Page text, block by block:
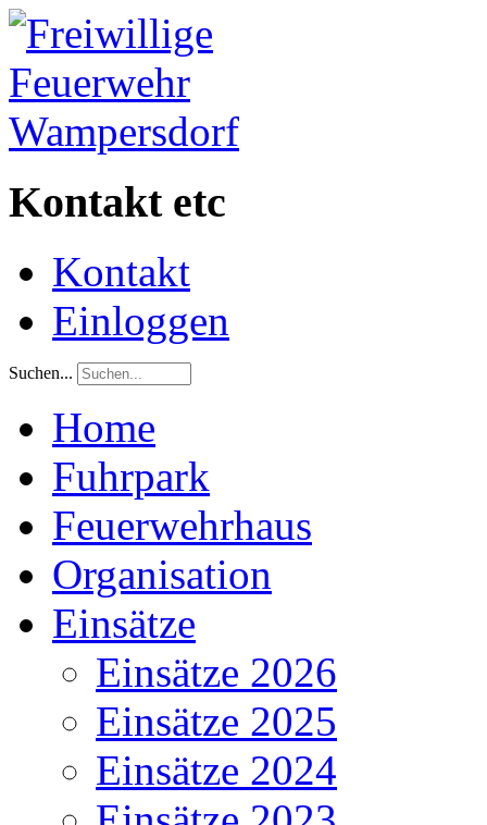
Kontakt etc
Kontakt
Einloggen
Suchen...
Home
Fuhrpark
Feuerwehrhaus
Organisation
Einsätze
Einsätze 2026
Einsätze 2025
Einsätze 2024